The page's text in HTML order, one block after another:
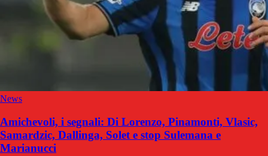
News
Amichevoli, i segnali: Di Lorenzo, Pinamonti, Vlasic,
Samardzic, Dallinga, Solet e stop Sulemana e
Marianucci